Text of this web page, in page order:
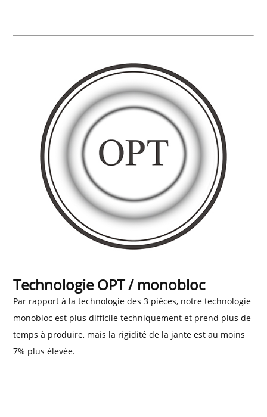
Technologie OPT / monobloc
Par rapport à la technologie des 3 pièces, notre technologie
monobloc est plus difficile techniquement et prend plus de
temps à produire, mais la rigidité de la jante est au moins
7% plus élevée.